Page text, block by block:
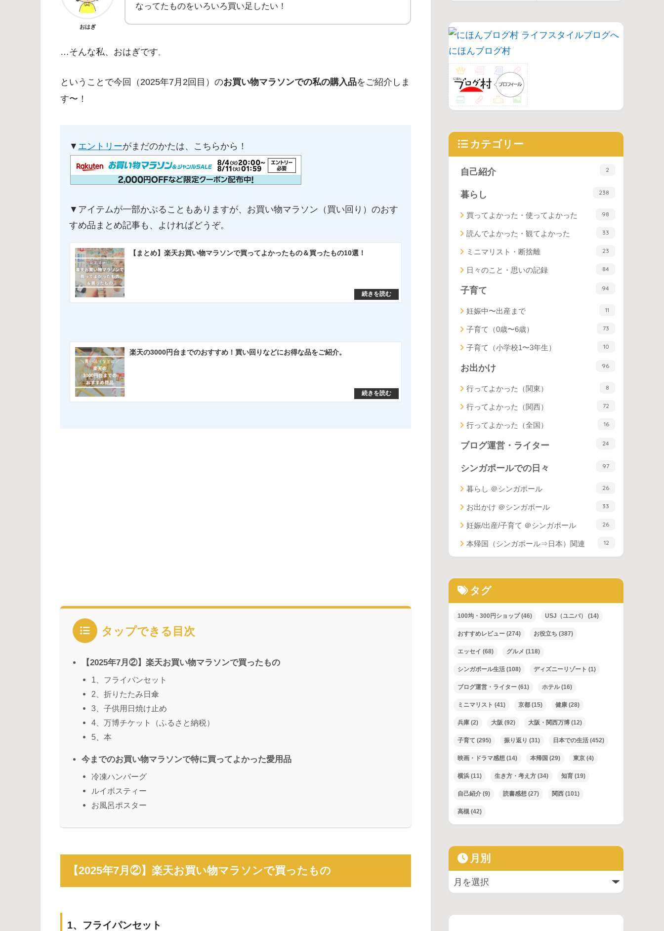
おはぎ
なってたものをいろいろ買い足したい！
…そんな私、おはぎです。
ということで今回（2025年7月2回目）のお買い物マラソンでの私の購入品をご紹介しま
す〜！
▼ エントリーがまだのかたは、こちらから！
▼アイテムが一部かぶることもありますが、お買い物マラソン（買い回り）のおす
すめ品まとめ記事も、よければどうぞ。
【まとめ】楽天お買い物マラソンで買ってよかったもの＆買ったもの10選！
楽天の3000円台までのおすすめ！買い回りなどにお得な品をご紹介。
タップできる目次
【2025年7月②】楽天お買い物マラソンで買ったもの
1、フライパンセット
2、折りたたみ日傘
3、子供用日焼け止め
4、万博チケット（ふるさと納税）
5、本
今までのお買い物マラソンで特に買ってよかった愛用品
冷凍ハンバーグ
ルイボスティー
お風呂ポスター
【2025年7月②】楽天お買い物マラソンで買ったもの
1、フライパンセット
にほんブログ村
カテゴリー
自己紹介 2
暮らし 238
買ってよかった・使ってよかった 98
読んでよかった・観てよかった 33
ミニマリスト・断捨離 23
日々のこと・思いの記録 84
子育て 94
妊娠中〜出産まで 11
子育て（0歳〜6歳） 73
子育て（小学校1〜3年生） 10
お出かけ 96
行ってよかった（関東） 8
行ってよかった（関西） 72
行ってよかった（全国） 16
ブログ運営・ライター 24
シンガポールでの日々 97
暮らし ＠シンガポール 26
お出かけ ＠シンガポール 33
妊娠/出産/子育て ＠シンガポール 26
本帰国（シンガポール⇒日本）関連 12
タグ
100均・300円ショップ(46) USJ（ユニバ） (14)
おすすめレビュー (274) お役立ち (387)
エッセイ (68) グルメ (118)
シンガポール生活 (108) ディズニーリゾート (1)
ブログ運営・ライター (61) ホテル(16)
ミニマリスト (41) 京都 (15) 健康 (28)
兵庫 (2) 大阪 (92) 大阪・関西万博 (12)
子育て (295) 振り返り (31) 日本での生活 (452)
映画・ドラマ感想 (14) 本帰国 (29) 東京 (4)
横浜 (11) 生き方・考え方 (34) 知育 (19)
自己紹介 (9) 読書感想 (27) 関西 (101)
高槻 (42)
月別